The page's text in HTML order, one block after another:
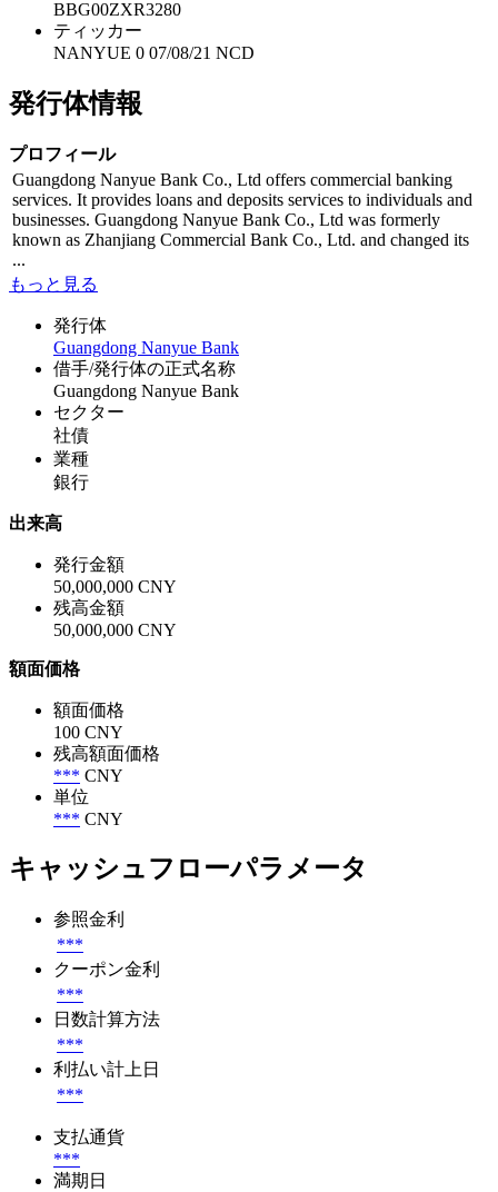
BBG00ZXR3280
ティッカー
NANYUE 0 07/08/21 NCD
発行体情報
プロフィール
Guangdong Nanyue Bank Co., Ltd offers commercial banking
services. It provides loans and deposits services to individuals and
businesses. Guangdong Nanyue Bank Co., Ltd was formerly
known as Zhanjiang Commercial Bank Co., Ltd. and changed its
...
もっと見る
発行体
Guangdong Nanyue Bank
借手/発行体の正式名称
Guangdong Nanyue Bank
セクター
社債
業種
銀行
出来高
発行金額
50,000,000 CNY
残高金額
50,000,000 CNY
額面価格
額面価格
100 CNY
残高額面価格
*** CNY
単位
*** CNY
キャッシュフローパラメータ
参照金利
***
クーポン金利
***
日数計算方法
***
利払い計上日
***
支払通貨
***
満期日